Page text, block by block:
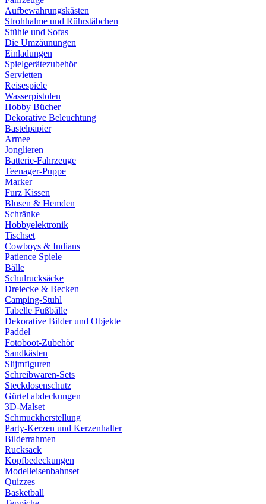
Aufbewahrungskästen
Strohhalme und Rührstäbchen
Stühle und Sofas
Die Umzäunungen
Einladungen
Spielgerätezubehör
Servietten
Reisespiele
Wasserpistolen
Hobby Bücher
Dekorative Beleuchtung
Bastelpapier
Armee
Jonglieren
Batterie-Fahrzeuge
Teenager-Puppe
Marker
Furz Kissen
Blusen & Hemden
Schränke
Hobbyelektronik
Tischset
Cowboys & Indians
Patience Spiele
Bälle
Schulrucksäcke
Dreiecke & Becken
Camping-Stuhl
Tabelle Fußbälle
Dekorative Bilder und Objekte
Paddel
Fotoboot-Zubehör
Sandkästen
Slijmfiguren
Schreibwaren-Sets
Steckdosenschutz
Gürtel abdeckungen
3D-Malset
Schmuckherstellung
Party-Kerzen und Kerzenhalter
Bilderrahmen
Rucksack
Kopfbedeckungen
Modelleisenbahnset
Quizzes
Basketball